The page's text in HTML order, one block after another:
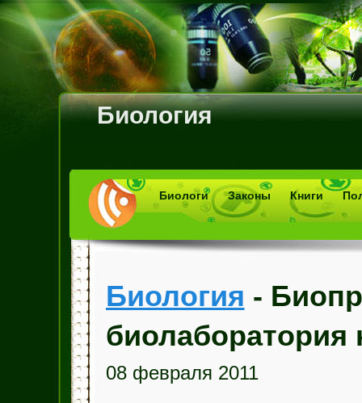
Биология
Биологи Законы Книги
Биология -
биолаборатория
08 февраля 2011